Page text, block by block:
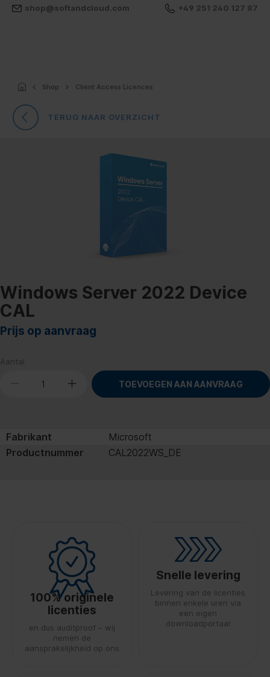
shop@softandcloud.com +49 251 240 127 87
Shop Client Access Licences
TERUG NAAR OVERZICHT
Windows Server 2022 Device
CAL
Prijs op aanvraag
Aantal
TOEVOEGEN AAN AANVRAAG
Fabrikant
Microsoft
Productnummer
CAL2022WS_DE
100% originele
licenties
en dus auditproof – wij
nemen de
aansprakelijkheid op ons
Snelle levering
Levering van de licenties
binnen enkele uren via
een eigen
downloadportaal